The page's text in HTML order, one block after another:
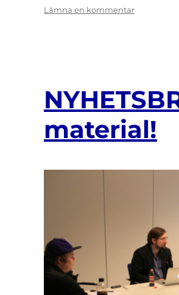
Lämna en kommentartill
artiklar
material!